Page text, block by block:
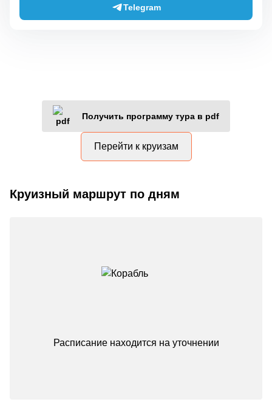
Telegram
Получить программу тура в pdf
Перейти к круизам
Круизный маршрут по дням
Расписание находится на уточнении